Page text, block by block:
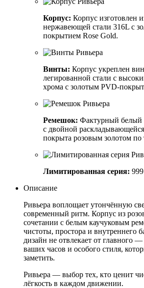
Корпус: Корпус изготовлен
нержавеющей стали 316L с
покрытием Rose Gold.
Винты: Корпус укреплен
легированной стали с
хрома с золотым PVD-
Ремешок: Фактурный белый
с двойной
покрыта розовым золотом
Лимитированная серия:
Описание
Ривьера воплощает утончённую
современный ритм. Корпус из
сочетании с белым каучуковым
чистоты, простора и внутреннего
дизайн не отвлекает от главного
ваших часов и особого стиля,
заметить.
Ривьера — выбор тех, кто ценит
лёгкость в каждом движении.